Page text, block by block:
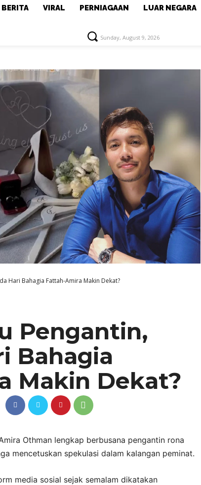
BERITA VIRAL PERNIAGAAN LUAR NEGARA
Sunday, August 9, 2026
Hari Bahagia Fattah-Amira Makin Dekat?
Pengantin,
Bahagia
Makin Dekat?
Othman lengkap berbusana pengantin rona
mencetuskan spekulasi dalam kalangan peminat.
media sosial sejak semalam dikatakan